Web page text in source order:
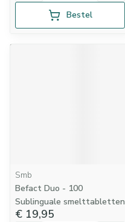
Bestel
Smb
Befact Duo - 100
Sublinguale smelttabletten
€ 19,95